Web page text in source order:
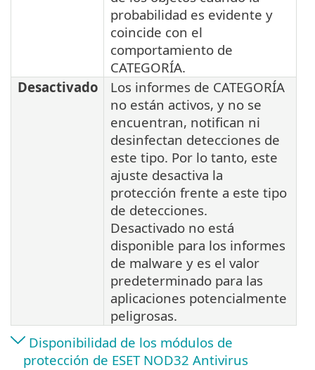
probabilidad es evidente y
coincide con el
comportamiento de
CATEGORÍA.
Desactivado
Los informes de CATEGORÍA
no están activos, y no se
encuentran, notifican ni
desinfectan detecciones de
este tipo. Por lo tanto, este
ajuste desactiva la
protección frente a este tipo
de detecciones.
Desactivado no está
disponible para los informes
de malware y es el valor
predeterminado para las
aplicaciones potencialmente
peligrosas.
Disponibilidad de los módulos de
protección de ESET NOD32 Antivirus